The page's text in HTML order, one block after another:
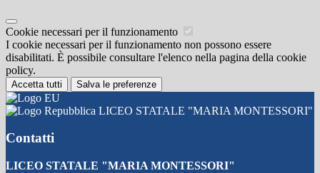
Cookie necessari per il funzionamento
I cookie necessari per il funzionamento non possono essere
disabilitati. È possibile consultare l'elenco nella pagina della cookie
policy.
Accetta tutti Salva le preferenze
LICEO STATALE "MARIA MONTESSORI"
Contatti
LICEO STATALE "MARIA MONTESSORI"